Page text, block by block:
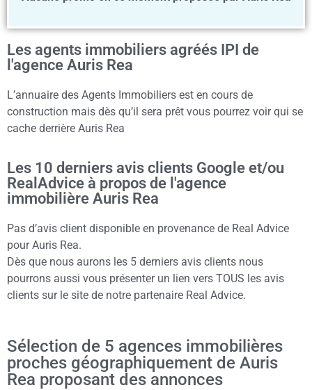
Les agents immobiliers agréés IPI de
l'agence Auris Rea
L’annuaire des Agents Immobiliers est en cours de
construction mais dès qu’il sera prêt vous pourrez voir qui se
cache derrière Auris Rea
Les 10 derniers avis clients Google et/ou
RealAdvice à propos de l'agence
immobilière Auris Rea
Pas d’avis client disponible en provenance de Real Advice
pour Auris Rea.
Dès que nous aurons les 5 derniers avis clients nous
pourrons aussi vous présenter un lien vers TOUS les avis
clients sur le site de notre partenaire Real Advice.
Sélection de 5 agences immobilières
proches géographiquement de Auris
Rea proposant des annonces